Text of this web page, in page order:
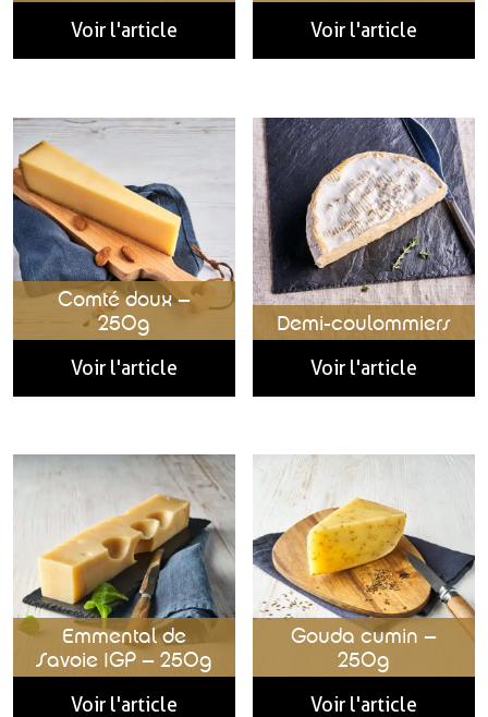
Voir l'article Voir l'article
Comté doux –
250g
Voir l'article
Demi-coulommiers
Voir l'article
Emmental de
Savoie IGP – 250g
Voir l'article
Gouda cumin –
250g
Voir l'article